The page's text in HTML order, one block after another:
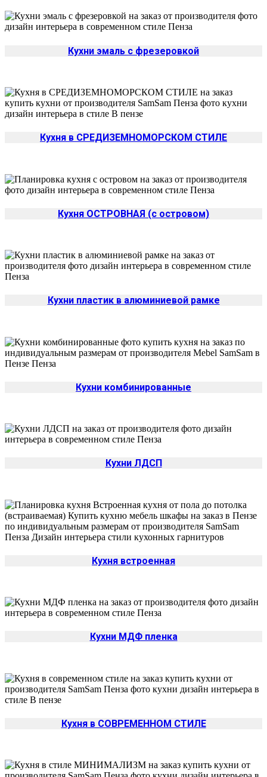
Кухни эмаль с фрезеровкой
Кухня в СРЕДИЗЕМНОМОРСКОМ СТИЛЕ
Кухня ОСТРОВНАЯ (с островом)
Кухни пластик в алюминиевой рамке
Кухни комбинированные
Кухни ЛДСП
Кухня встроенная
Кухни МДФ пленка
Кухня в СОВРЕМЕННОМ СТИЛЕ
Да